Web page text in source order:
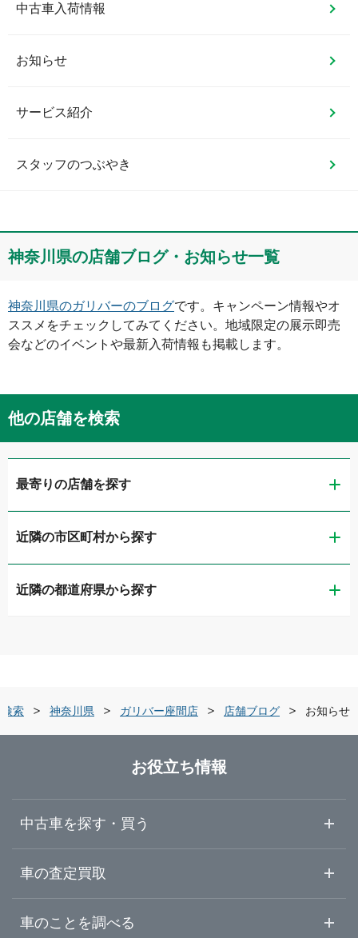
中古車入荷情報
お知らせ
サービス紹介
スタッフのつぶやき
神奈川県の店舗ブログ・お知らせ一覧
神奈川県のガリバーのブログです。キャンペーン情報やオ
ススメをチェックしてみてください。地域限定の展示即売
会などのイベントや最新入荷情報も掲載します。
他の店舗を検索
最寄りの店舗を探す
ガリバー第二京浜鶴見店
ガリバー東神奈川店
ガリバー環状4号霧が丘店
ガリバー環状4号大船店
ガリバー港北中央店
ガリバー武蔵小杉店
近隣の市区町村から探す
横浜市鶴見区
横浜市栄区
横浜市都筑区
近隣の都道府県から探す
千葉県
東京都
索 神奈川県 ガリバー座間店 店舗ブログ お知らせ
お役立ち情報
中古車を探す・買う
中古車情報・中古車検索
車の査定買取
車査定・車買取ならガリバー
車のことを調べる